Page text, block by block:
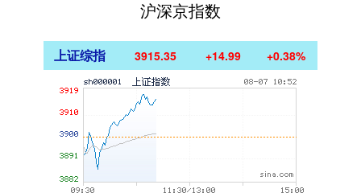
沪深京指数
上证综指 3915.35 +14.99 +0.38%